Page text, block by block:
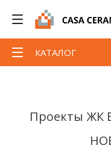
КАТАЛОГ
Проекты ЖК